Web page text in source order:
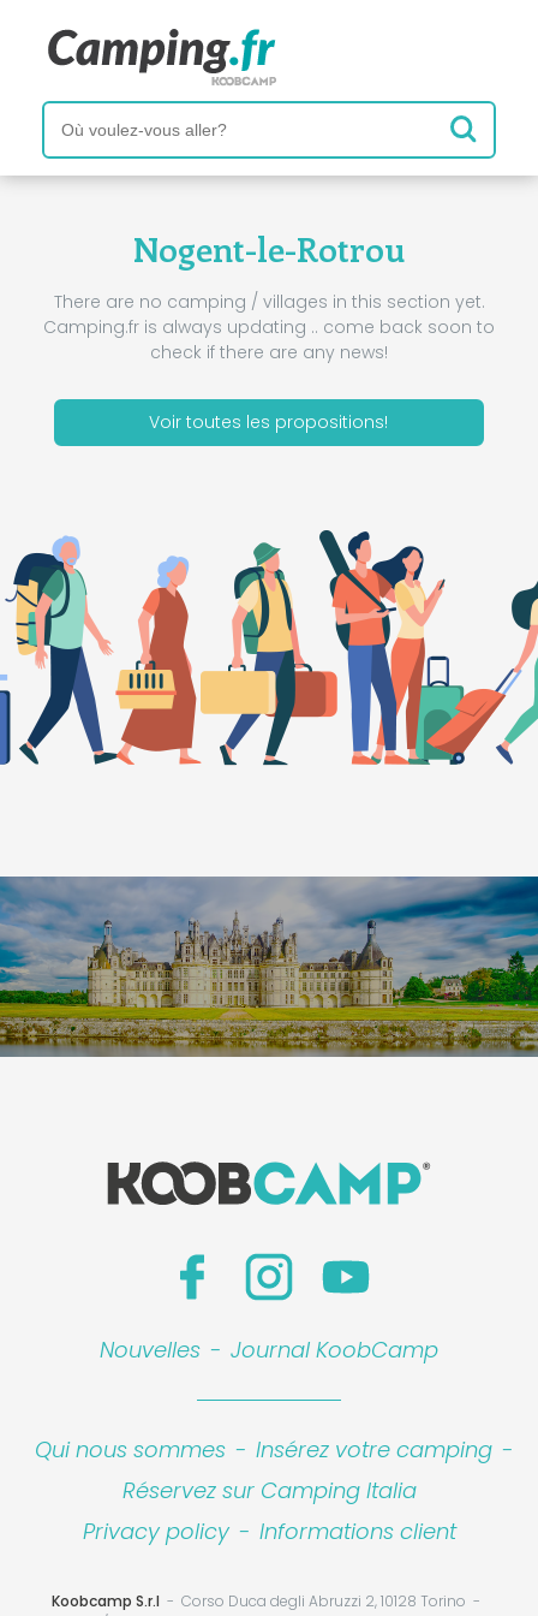
Nogent-le-Rotrou
There are no camping / villages in this section yet.
Camping.fr is always updating .. come back soon to
check if there are any news!
Voir toutes les propositions!
Nouvelles - Journal KoobCamp
Qui nous sommes - Insérez votre camping -
Réservez sur Camping Italia
Privacy policy - Informations client
Koobcamp S.r.l
Corso Duca degli Abruzzi 2, 10128 Torino